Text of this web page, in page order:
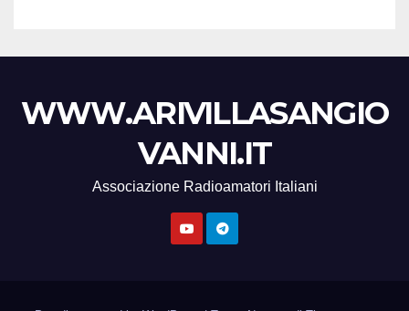
WWW.ARIVILLASANGIO
VANNI.IT
Associazione Radioamatori Italiani